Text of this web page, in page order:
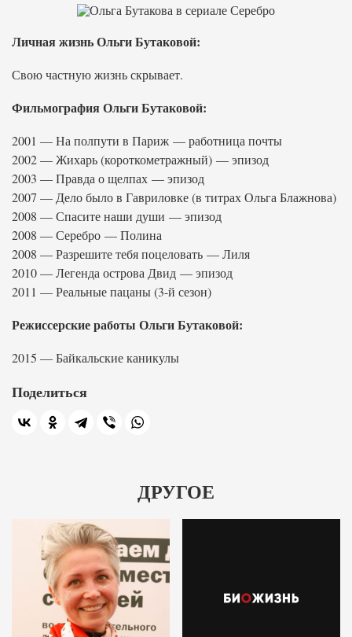
Личная жизнь Ольги Бутаковой:
Свою частную жизнь скрывает.
Фильмография Ольги Бутаковой:
2001 — На полпути в Париж — работница почты
2002 — Жихарь (короткометражный) — эпизод
2003 — Правда о щелпах — эпизод
2007 — Дело было в Гавриловке (в титрах Ольга Блажнова)
2008 — Спасите наши души — эпизод
2008 — Серебро — Полина
2008 — Разрешите тебя поцеловать — Лиля
2010 — Легенда острова Двид — эпизод
2011 — Реальные пацаны (3-й сезон)
Режиссерские работы Ольги Бутаковой:
2015 — Байкальские каникулы
Поделиться
ДРУГОЕ